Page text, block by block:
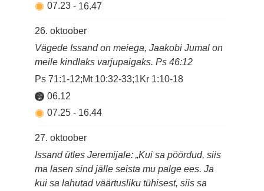
07.23- 16.47
26. oktoober
Vägede Issand on meiega, Jaakobi Jumal on
meile kindlaks varjupaigaks. Ps 46:12
Ps 71:1-12;Mt 10:32-33;1Kr 1:10-18
06.12
07.25- 16.44
27. oktoober
Issand ütles Jeremijale: „Kui sa pöördud, siis
ma lasen sind jälle seista mu palge ees. Ja
kui sa lahutad väärtusliku tühisest, siis sa